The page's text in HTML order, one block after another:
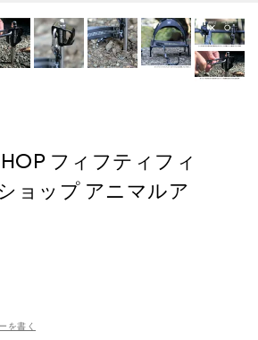
フィフティフィ
ョップ アニマルア
を書く